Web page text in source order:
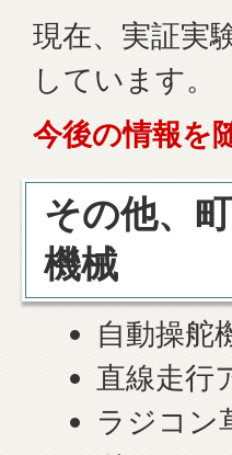
現在、実証実
しています。
今後の情報を
その他、
機械
自動操舵
直線走行
ラジコン